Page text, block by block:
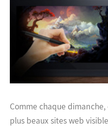
Comme chaque
plus beaux sites web